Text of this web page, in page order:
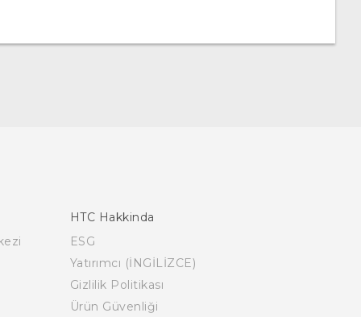
HTC Hakkinda
ESG
Yatırımcı (İNGİLİZCE)
Gizlilik Politikası
Ürün Güvenliği